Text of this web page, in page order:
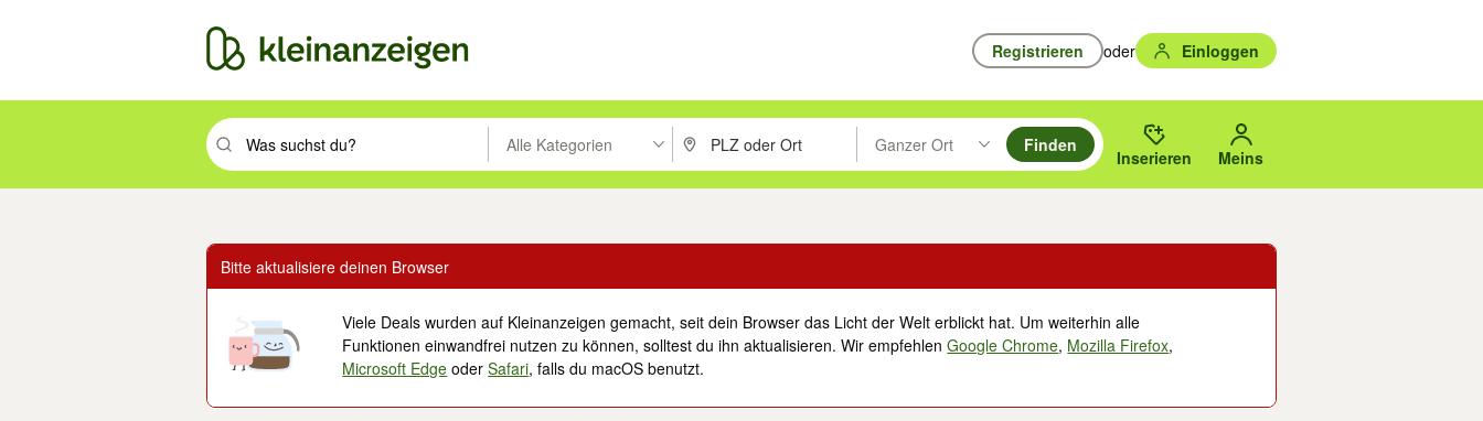
Registrieren oder Einloggen
Suchbegriff eingeben. Eingabetaste drücken um zu suchen, oder Vorschläge mit den Pfeiltasten nach oben/unten durchsuchen und mit Eingabetaste auswählen.
Alle Kategorien PLZ oder Ort eingeben. Eingabetaste drücken um zu suchen, oder Vorschläge mit den Pfeiltasten nach oben/
Ganzer Ort
Suche im Umkreis des gewählten Orts oder PLZ.
Finden
Inserieren Meins
Bitte aktualisiere deinen Browser
Viele Deals wurden auf Kleinanzeigen gemacht, seit dein Browser das Licht der Welt erblickt hat. Um weiterhin alle
Funktionen einwandfrei nutzen zu können, solltest du ihn aktualisieren. Wir empfehlenGoogle Chrome, Mozilla Firefox,
Microsoft Edge oderSafari, falls du macOS benutzt.